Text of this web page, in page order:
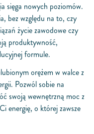
sięga nowych poziomów.
bez względu na to, czy
życie zawodowe czy
produktywność,
formule.
orężem w walce z
Pozwól sobie na
swoją wewnętrzną moc z
energię, o której zawsze